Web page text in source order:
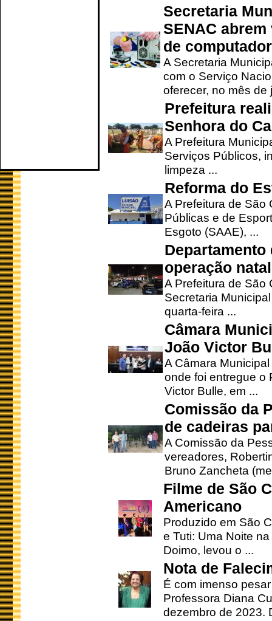
Secretaria
SENAC
de
A Secretaria
com o Serviço
oferecer, no mês de
Prefeitura
Senhora do
A Prefeitura
Serviços Públicos,
limpeza ...
Reforma do
A Prefeitura de São
Públicas e de
Esgoto (SAAE), ...
operação
A Prefeitura de São
Secretaria
quarta-feira ...
Câmara
João Victor
A Câmara
onde foi entregue o
Victor Bulle, em ...
Comissão da
de cadeiras
A Comissão da
vereadores,
Bruno Zancheta
Filme de São
Americano
Produzido em São
e Tuti: Uma Noite
Doimo, levou o ...
Nota de
É com imenso
Professora Diana
dezembro de 2023.